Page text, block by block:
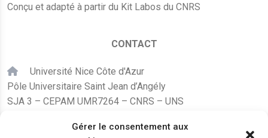
Gérer le consentement aux
Conçu et adapté à partir du Kit Labos du CNRS
CONTACT
Université Nice Côte d'Azur
Pôle Universitaire Saint Jean d’Angély
SJA 3 – CEPAM UMR7264 – CNRS – UNS